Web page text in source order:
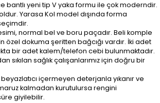
bantlı yeni tip V yaka formu ile çok moderndir.
Yarasa Kol model dışında forma
normal bel ve boru paçadır. Beli komple
özel dokuma şeritten bağcığı vardır. İki adet
bir adet kalem/telefon cebi bulunmaktadır.
sıkılan sağlık çalışanlarımız için doğru bir
içermeyen deterjanla yıkanır ve
kalmadan kurutulursa rengini
giyilebilir.